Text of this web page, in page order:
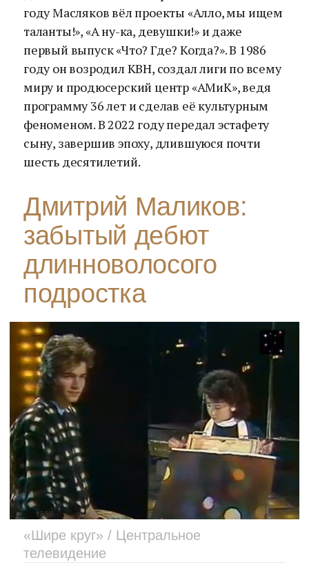
году Масляков вёл проекты «Алло, мы ищем
таланты!», «А ну-ка, девушки!» и даже
первый выпуск «Что? Где? Когда?». В 1986
году он возродил КВН, создал лиги по всему
миру и продюсерский центр «АМиК», ведя
программу 36 лет и сделав её культурным
феноменом. В 2022 году передал эстафету
сыну, завершив эпоху, длившуюся почти
шесть десятилетий.
Дмитрий Маликов:
забытый дебют
длинноволосого
подростка
«Шире круг» / Центральное
телевидение